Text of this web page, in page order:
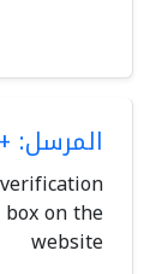
المرسل: +15122566560
on the
website